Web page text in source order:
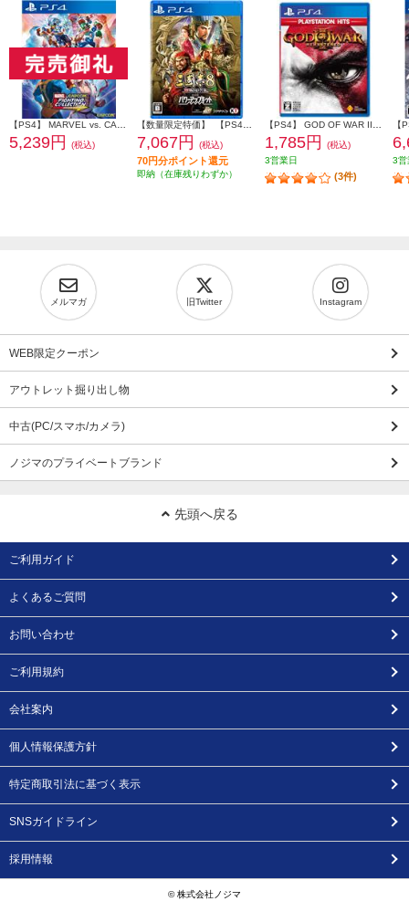
5,239円 (税込) 7,067円 (税込)
70円分ポイント還元
即納（在庫残りわずか）
1,785円
(税込)
3営業日
(3件)
3営
メルマガ 旧Twitter Instagram
WEB限定クーポン
アウトレット掘り出し物
中古(PC/スマホ/カメラ)
ノジマのプライベートブランド
先頭へ戻る
ご利用ガイド
よくあるご質問
お問い合わせ
ご利用規約
会社案内
個人情報保護方針
特定商取引法に基づく表示
SNSガイドライン
採用情報
© 株式会社ノジマ